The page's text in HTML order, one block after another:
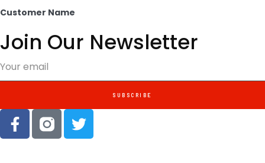
Customer Name
Join Our Newsletter
SUBSCRIBE